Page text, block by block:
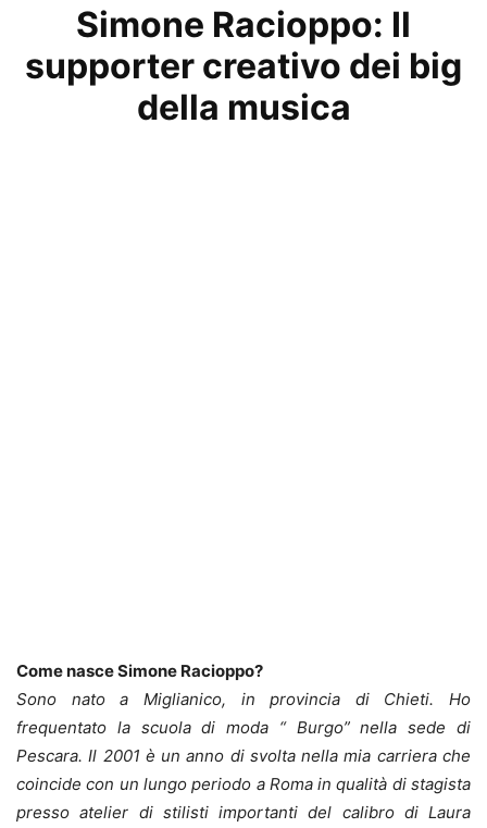
Simone Racioppo: Il
supporter creativo dei big
della musica
Come nasce Simone Racioppo?
Sono nato a Miglianico, in provincia di Chieti. Ho
frequentato la scuola di moda “ Burgo” nella sede di
Pescara. Il 2001 è un anno di svolta nella mia carriera che
coincide con un lungo periodo a Roma in qualità di stagista
presso atelier di stilisti importanti del calibro di Laura